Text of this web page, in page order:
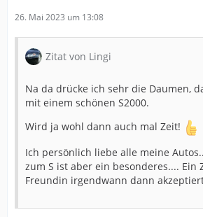
26. Mai 2023 um 13:08
Zitat von Lingi
Na da drücke ich sehr die Daumen,
mit einem schönen S2000.
Wird ja wohl dann auch mal Zeit!
Ich persönlich liebe alle meine
zum S ist aber ein besonderes.... Ein
Freundin irgendwann dann